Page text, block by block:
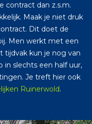
contract dan z.s.m.
Maak je niet druk
Dit doet de
Men werkt met een
tijdvak kun je nog van
in slechts een half uur,
Je treft hier ook
Ruinerwold.